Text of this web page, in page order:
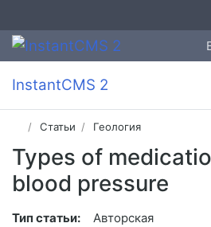
InstantCMS 2
Статьи Геология
Types of
blood pressure
Тип статьи: Авторская